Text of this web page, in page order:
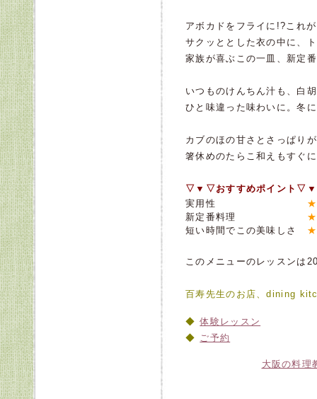
アボカドをフライに!?これ
サクッととした衣の中に、
家族が喜ぶこの一皿、新定
いつものけんちん汁も、白
ひと味違った味わいに。冬
カブのほの甘さとさっぱり
箸休めのたらこ和えもすぐ
▽▼▽おすすめポイント
実用性
新定番料理
短い時間でこの美味しさ
このメニューのレッスンは
百寿先生のお店、dining
体験レッスン
ご予約
大阪の料理